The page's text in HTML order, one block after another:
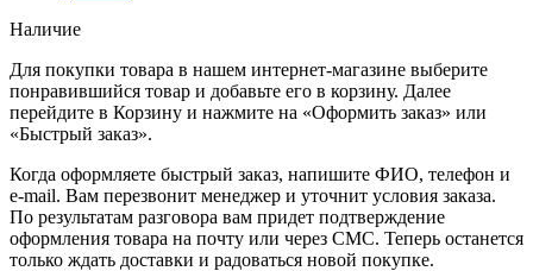
Наличие
Для покупки товара в нашем интернет-магазине выберите
понравившийся товар и добавьте его в корзину. Далее
перейдите в Корзину и нажмите на «Оформить заказ» или
«Быстрый заказ».
Когда оформляете быстрый заказ, напишите ФИО, телефон и
e-mail. Вам перезвонит менеджер и уточнит условия заказа.
По результатам разговора вам придет подтверждение
оформления товара на почту или через СМС. Теперь останется
только ждать доставки и радоваться новой покупке.